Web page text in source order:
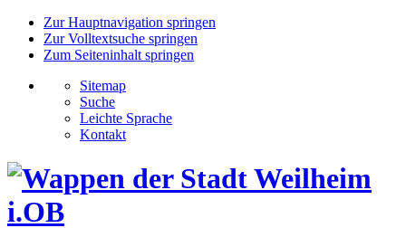
Zur Hauptnavigation springen
Zur Volltextsuche springen
Zum Seiteninhalt springen
Sitemap
Suche
Leichte Sprache
Kontakt